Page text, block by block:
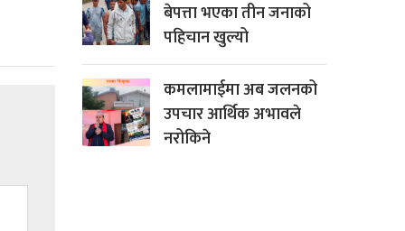
बेपत्ता भएका तीन जनाको
पहिचान खुल्यो
कमलामाईमा अब जलनको
उपचार आर्थिक अभावले
नरोकिने